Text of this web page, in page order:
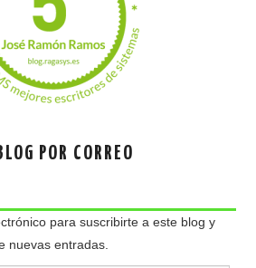
POR CORREO
para suscribirte a este blog y
nuevas entradas.